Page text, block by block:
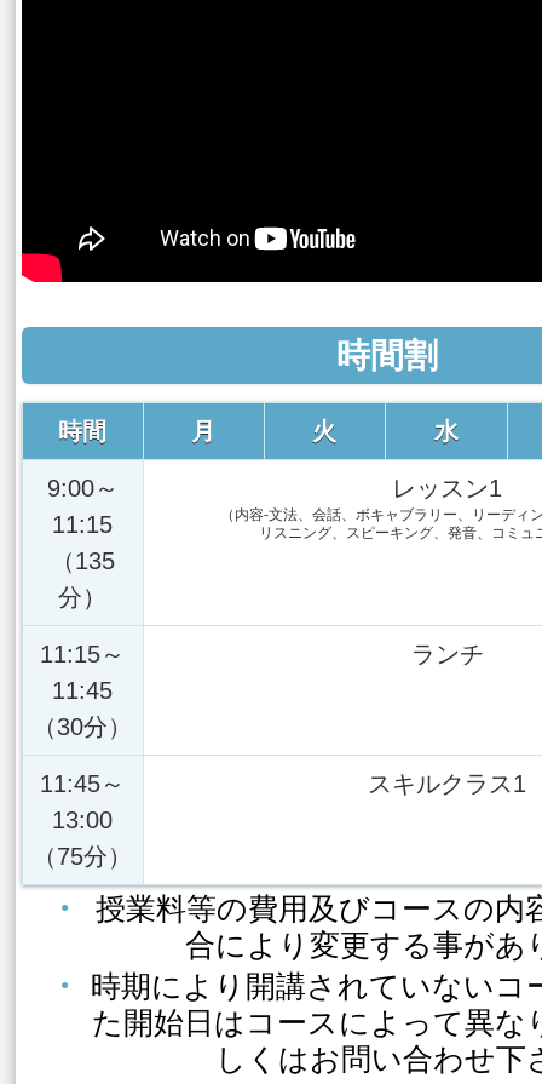
時間割
時間 月 火 水
9:00～
11:15
（135
分）
レッスン1
（内容-文法、会話、ボキャブラリー、リーディ
リスニング、スピーキング、発音、コミュ
11:15～
11:45
（30分）
ランチ
11:45～
13:00
（75分）
スキルクラス1
授業料等の費用及びコースの内
合により変更する事があ
時期により開講されていないコ
た開始日はコースによって異な
しくはお問い合わせ下